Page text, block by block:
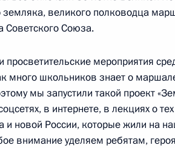
по итогам встречи с
Ивановской области
с губернатором Ивановской
великого полководца
Советского Союза.
мероприятия
много школьников знает о
мы запустили такой проект
в интернете, в лекциях о
и новой России, которые жили на
внимание уделяем ребятам,